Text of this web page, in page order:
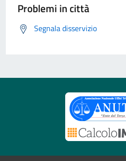
Problemi in città
Segnala disservizio